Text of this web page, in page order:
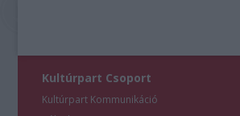
Kultúrpart Csoport
Kultúrpart Kommunikáció